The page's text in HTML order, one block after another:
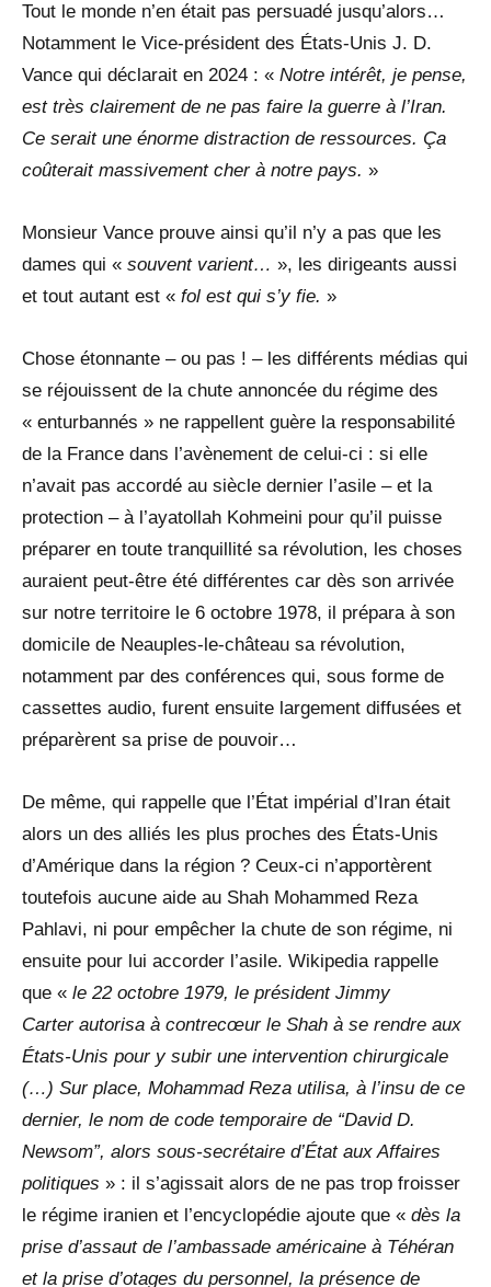
Tout le monde n’en était pas persuadé jusqu’alors…
Notamment le Vice-président des États-Unis J. D.
Vance qui déclarait en 2024 : « Notre intérêt, je pense,
est très clairement de ne pas faire la guerre à l’Iran.
Ce serait une énorme distraction de ressources. Ça
coûterait massivement cher à notre pays. »
Monsieur Vance prouve ainsi qu’il n’y a pas que les
dames qui « souvent varient… », les dirigeants aussi
et tout autant est « fol est qui s’y fie. »
Chose étonnante – ou pas ! – les différents médias qui
se réjouissent de la chute annoncée du régime des
« enturbannés » ne rappellent guère la responsabilité
de la France dans l’avènement de celui-ci : si elle
n’avait pas accordé au siècle dernier l’asile – et la
protection – à l’ayatollah Kohmeini pour qu’il puisse
préparer en toute tranquillité sa révolution, les choses
auraient peut-être été différentes car dès son arrivée
sur notre territoire le 6 octobre 1978, il prépara à son
domicile de Neauples-le-château sa révolution,
notamment par des conférences qui, sous forme de
cassettes audio, furent ensuite largement diffusées et
préparèrent sa prise de pouvoir…
De même, qui rappelle que l’État impérial d’Iran était
alors un des alliés les plus proches des États-Unis
d’Amérique dans la région ? Ceux-ci n’apportèrent
toutefois aucune aide au Shah Mohammed Reza
Pahlavi, ni pour empêcher la chute de son régime, ni
ensuite pour lui accorder l’asile. Wikipedia rappelle
que « le 22 octobre 1979, le président Jimmy
Carter autorisa à contrecœur le Shah à se rendre aux
États-Unis pour y subir une intervention chirurgicale
(…) Sur place, Mohammad Reza utilisa, à l’insu de ce
dernier, le nom de code temporaire de “David D.
Newsom”, alors sous-secrétaire d’État aux Affaires
politiques » : il s’agissait alors de ne pas trop froisser
le régime iranien et l’encyclopédie ajoute que « dès la
prise d’assaut de l’ambassade américaine à Téhéran
et la prise d’otages du personnel, la présence de